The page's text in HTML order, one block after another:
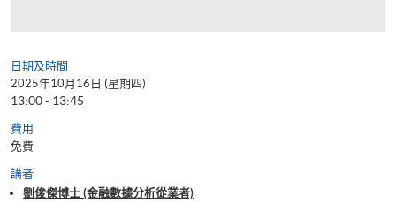
日期及時間
2025年10月16日 (星期四)
13:00 - 13:45
費用
免費
講者
劉俊傑博士 (金融數據分析從業者)